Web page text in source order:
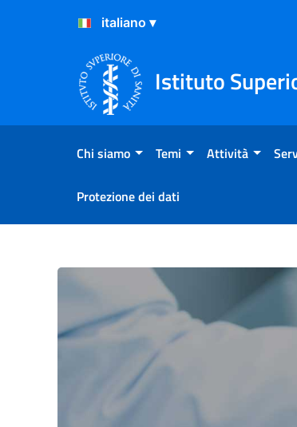
Salta al Contenuto
Salta al Footer
Istituto
Chi siamo Temi Attività
Protezione dei dati
Chi siamo